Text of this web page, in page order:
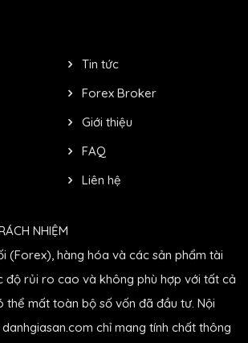
Tin tức
Forex Broker
Giới thiệu
FAQ
Liên hệ
NHIỆM
(Forex), hàng hóa và các sản phẩm tài
độ rủi ro cao và không phù hợp với tất cả
thể mất toàn bộ số vốn đã đầu tư. Nội
chỉ mang tính chất thông